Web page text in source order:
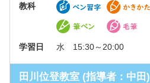
教科
学習日 水 15:30～20:00
田川位登教室 (指導者：中田)